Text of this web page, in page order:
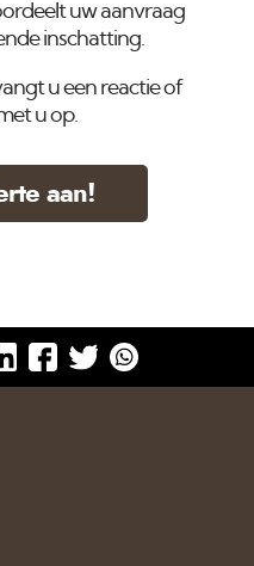
uw aanvraag
inschatting.
u een reactie of
u op.
aan!